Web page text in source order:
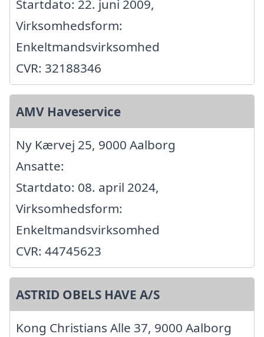
Startdato: 22. juni 2009,
Virksomhedsform:
Enkeltmandsvirksomhed
CVR: 32188346
AMV Haveservice
Ny Kærvej 25, 9000 Aalborg
Ansatte:
Startdato: 08. april 2024,
Virksomhedsform:
Enkeltmandsvirksomhed
CVR: 44745623
ASTRID OBELS HAVE A/S
Kong Christians Alle 37, 9000 Aalborg